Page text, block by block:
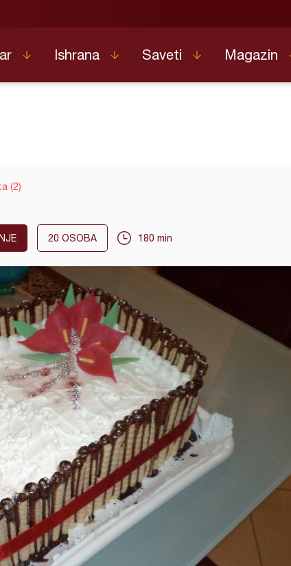
Ishrana Saveti Magazin
(2)
20 OSOBA 180 min